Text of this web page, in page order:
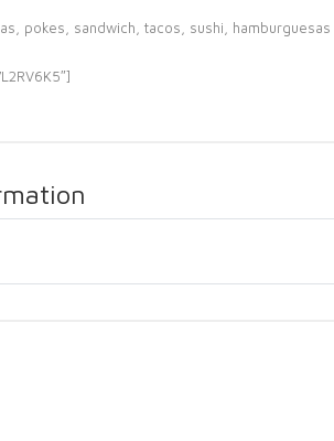
pokes, sandwich, tacos, sushi, hamburguesas